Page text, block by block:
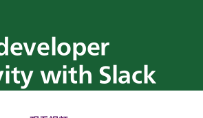
with Slack